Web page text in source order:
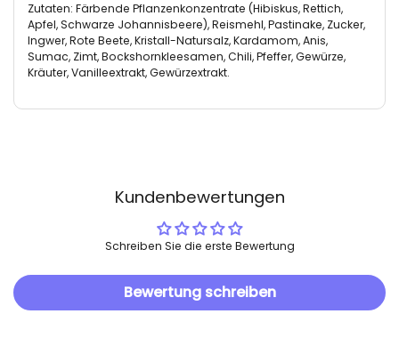
Zutaten: Färbende Pflanzenkonzentrate (Hibiskus, Rettich,
Apfel, Schwarze Johannisbeere), Reismehl, Pastinake, Zucker,
Ingwer, Rote Beete, Kristall-Natursalz, Kardamom, Anis,
Sumac, Zimt, Bockshornkleesamen, Chili, Pfeffer, Gewürze,
Kräuter, Vanilleextrakt, Gewürzextrakt.
Kundenbewertungen
Schreiben Sie die erste Bewertung
Bewertung schreiben